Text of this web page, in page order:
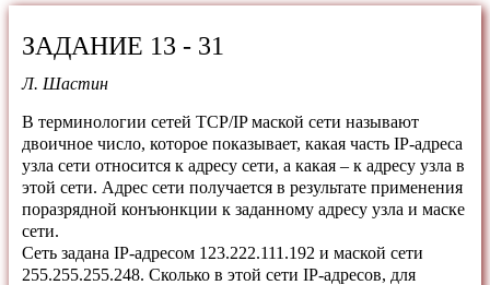
ЗАДАНИЕ 13 - 31
Л. Шастин
В терминологии сетей TCP/IPмаской сети называют
двоичное число, которое показывает, какая часть IP-адреса
узла сети относится к адресу сети, а какая – к адресу узла в
этой сети. Адрес сети получается в результате применения
поразрядной конъюнкции к заданному адресу узла и маске
сети.
Сеть задана IP-адресом 123.222.111.192 и маской сети
255.255.255.248. Сколько в этой сети IP-адресов, для